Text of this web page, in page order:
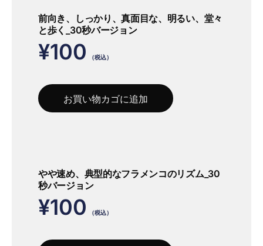
前向き、しっかり、真面目な、明るい、堂々
と歩く_30秒バージョン
¥100 （税込）
お買い物カゴに追加
やや速め、典型的なフラメンコのリズム_30
秒バージョン
¥100 （税込）